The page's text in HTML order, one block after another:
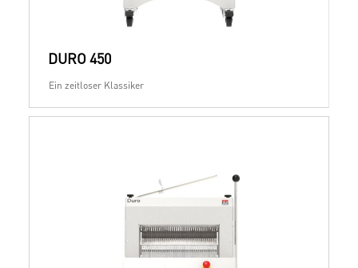
DURO 450
Ein zeitloser Klassiker